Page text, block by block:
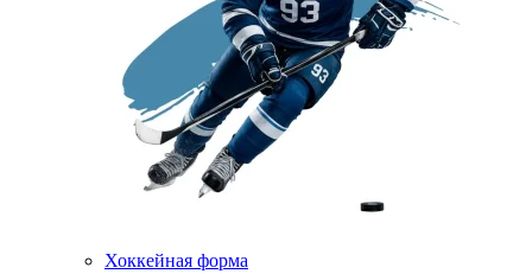
Хоккейная форма